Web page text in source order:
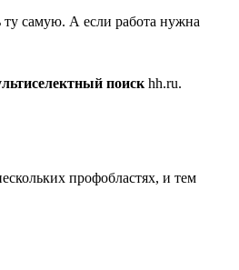
самую. А если работа нужна
поиск hh.ru.
профобластях, и тем